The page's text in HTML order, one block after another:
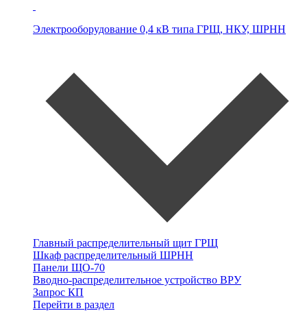
Электрооборудование 0,4 кВ типа ГРЩ, НКУ, ШРНН
Главный распределительный щит ГРЩ
Шкаф распределительный ШРНН
Панели ЩО-70
Вводно-распределительное устройство ВРУ
Запрос КП
Перейти в раздел